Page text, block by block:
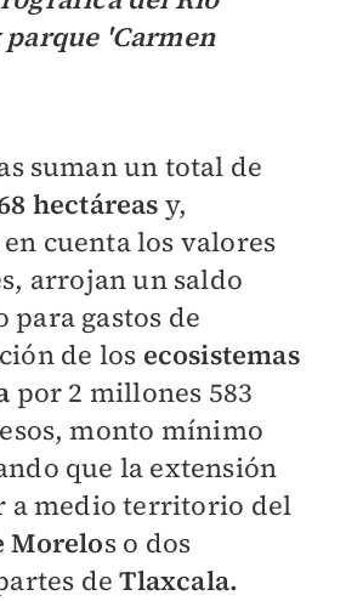
parque 'Carmen
suman un total de
hectáreas y,
cuenta los valores
arrojan un saldo
para gastos de
de los ecosistemas
por 2 millones 583
monto mínimo
que la extensión
a medio territorio del
Morelos o dos
de Tlaxcala.